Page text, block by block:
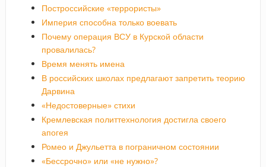
Построссийские «террористы»
Империя способна только воевать
Почему операция ВСУ в Курской области
провалилась?
Время менять имена
В российских школах предлагают запретить теорию
Дарвина
«Недостоверные» стихи
Кремлевская политтехнология достигла своего
апогея
Ромео и Джульетта в пограничном состоянии
«Бессрочно» или «не нужно»?